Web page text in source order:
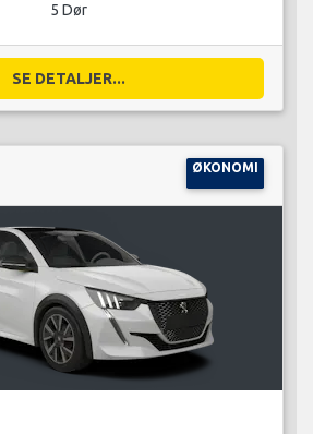
5 Dør
SE DETALJER...
ØKONOMI